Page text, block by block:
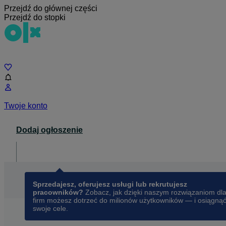
Przejdź do głównej części
Przejdź do stopki
Twoje konto
Dodaj ogłoszenie
Sprzedajesz, oferujesz usługi lub rekrutujesz
pracowników? Zobacz, jak dzięki naszym rozwiązaniom dla
firm możesz dotrzeć do milionów użytkowników — i osiągnąć
swoje cele.